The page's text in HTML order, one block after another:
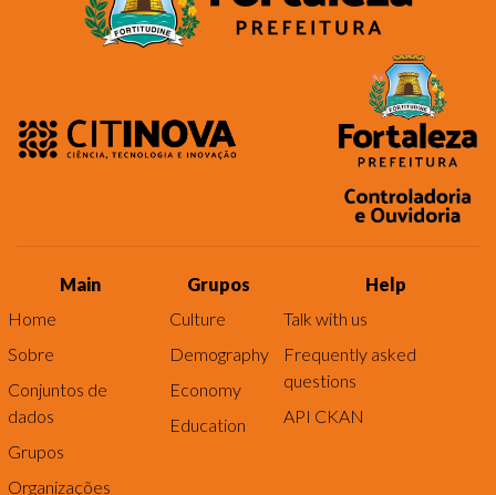
Main
Home
Sobre
Conjuntos de
dados
Grupos
Organizações
Grupos
Culture
Demography
Economy
Education
Help
Talk with us
Frequently asked
questions
API CKAN